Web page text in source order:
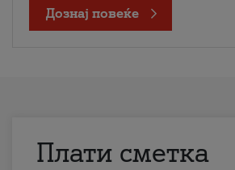
Дознај повеќе
Плати сметка